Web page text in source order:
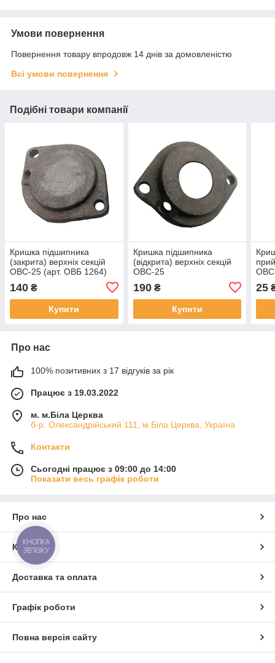
Умови повернення
Повернення товару впродовж 14 днів за домовленістю
Всі умови повернення
Подібні товари компанії
Кришка підшипника
(закрита) верхніх секцій
ОВС-25 (арт. ОВБ 1264)
140 ₴
Купити
Кришка підшипника
(відкрита) верхніх секцій
ОВС-25
190₴
Купити
25
Про нас
100% позитивних з 17 відгуків за рік
Працює з 19.03.2022
м. м.Біла Церква
б-р. Олександрійський 111, м.Біла Церква, Україна
Контакти
Сьогодні працює з 09:00 до 14:00
Показати весь графік роботи
Про нас
Контакти
Доставка та оплата
Графік роботи
Повна версія сайту
КНОПКА
ЗВ'ЯЗКУ